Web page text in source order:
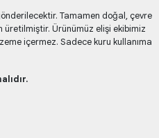
Tamamen doğal, çevre
Ürünümüz elişi ekibimiz
içermez. Sadece kuru kullanıma